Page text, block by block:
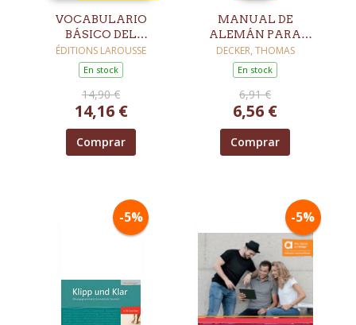
VOCABULARIO
BÁSICO DEL
ALEMÁN
ÉDITIONS LAROUSSE
En stock
14,90 €
14,16 €
Comprar
MANUAL DE
ALEMÁN PARA
UNIVERSITARIOS:
GUÍA LINGÜÍSTICA
PARA ESTUDIAR EN
ALEMANIA,
AUSTRIA Y SUIZA
DECKER, THOMAS
En stock
6,91 €
6,56 €
Comprar
-5% -5%